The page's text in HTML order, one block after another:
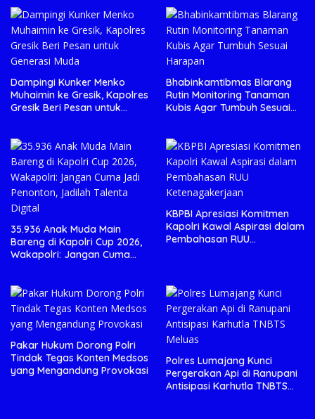
Dampingi Kunker Menko
Muhaimin ke Gresik, Kapolres
Gresik Beri Pesan untuk
Bhabinkamtibmas Blarang
Rutin Monitoring Tanaman
Kubis Agar Tumbuh Sesuai
35.936 Anak Muda Main
Bareng di Kapolri Cup 2026,
Wakapolri: Jangan Cuma
KBPBI Apresiasi Komitmen
Kapolri Kawal Aspirasi dalam
Pembahasan RUU
Pakar Hukum Dorong Polri
Tindak Tegas Konten Medsos
yang Mengandung Provokasi
Polres Lumajang Kunci
Pergerakan Api di Ranupani
Antisipasi Karhutla TNBTS